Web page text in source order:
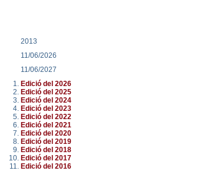
2013
11/06/2026
11/06/2027
Edició del 2026
Edició del 2025
Edició del 2024
Edició del 2023
Edició del 2022
Edició del 2021
Edició del 2020
Edició del 2019
Edició del 2018
Edició del 2017
Edició del 2016